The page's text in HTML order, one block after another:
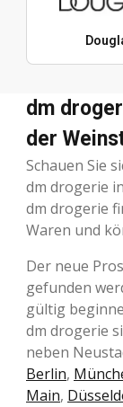
dm
der
Schauen Sie
dm drogerie
dm drogerie
Waren und
Der neue
gefunden
gültig
dm drogerie
neben
Berlin,
Main,